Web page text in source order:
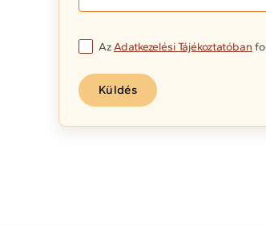
AzAdatkezelési Tájékoztatóban
Küldés